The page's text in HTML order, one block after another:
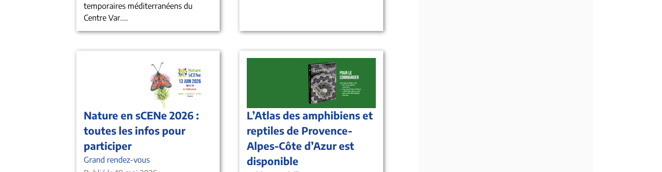
temporaires méditerranéens du
Centre Var....
Nature en sCENe 2026 :
toutes les infos pour
participer
Grand rendez-vous
L’Atlas des amphibiens et
reptiles de Provence-
Alpes-Côte d’Azur est
disponible